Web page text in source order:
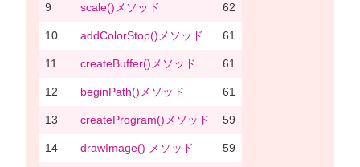
9 scale()メソッド 62
10 addColorStop()メソッド 61
11 createBuffer()メソッド 61
12 beginPath()メソッド 61
13 createProgram()メソッド 59
14 drawImage() メソッド 59